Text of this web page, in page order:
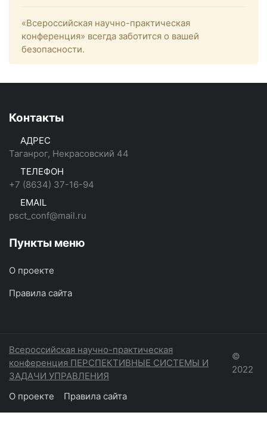
«Всероссийская научно-практическая
конференция» всегда заботится о вашей
безопасности.
Контакты
АДРЕС
Таганрог, Некрасовский 44
ТЕЛЕФОН
+7 (8634) 37-16-94
EMAIL
psct_conf@mail.ru
Пункты меню
О проекте
Правила сайта
Всероссийская научно-практическая
конференция ПЕРСПЕКТИВНЫЕ СИСТЕМЫ И
ЗАДАЧИ УПРАВЛЕНИЯ
©
2022
О проекте Правила сайта